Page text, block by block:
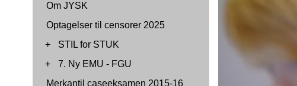
Om JYSK
Optagelser til censorer 2025
+
STIL for STUK
+
7. Ny EMU - FGU
Merkantil caseeksamen 2015-16